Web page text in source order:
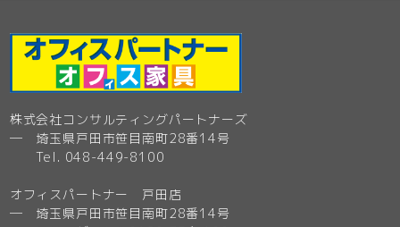
株式会社コンサルティングパートナーズ
─ 埼玉県戸田市笹目南町28番14号
Tel. 048-449-8100
オフィスパートナー 戸田店
─ 埼玉県戸田市笹目南町28番14号